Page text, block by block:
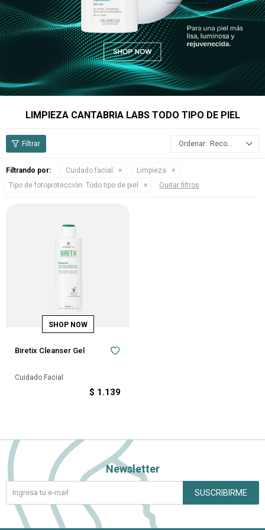
LIMPIEZA CANTABRIA LABS TODO TIPO DE PIEL
Recomendados
Filtrando por: Cuidado facial
Limpieza
Tipo de fotoprotección: Todo tipo de piel Quitar filtros
Biretix Cleanser Gel
Cuidado Facial
$ 1.139
Newsletter
SUSCRIBIRME